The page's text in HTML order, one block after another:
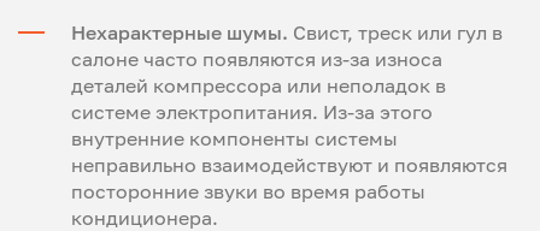
Нехарактерные шумы. Свист, треск или гул в
салоне часто появляются из-за износа
деталей компрессора или неполадок в
системе электропитания. Из-за этого
внутренние компоненты системы
неправильно взаимодействуют и появляются
посторонние звуки во время работы
кондиционера.